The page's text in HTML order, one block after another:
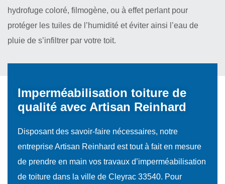
hydrofuge coloré, filmogène, ou à effet perlant pour
protéger les tuiles de l’humidité et éviter ainsi l’eau de
pluie de s’infiltrer par votre toit.
Imperméabilisation toiture de
qualité avec Artisan Reinhard
Disposant des savoir-faire nécessaires, notre
entreprise Artisan Reinhard est tout à fait en mesure
de prendre en main vos travaux d’imperméabilisation
de toiture dans la ville de Cleyrac 33540. Pour